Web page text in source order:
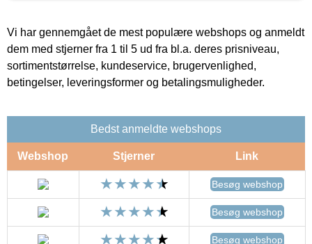
Vi har gennemgået de mest populære webshops og anmeldt
dem med stjerner fra 1 til 5 ud fra bl.a. deres prisniveau,
sortimentstørrelse, kundeservice, brugervenlighed,
betingelser, leveringsformer og betalingsmuligheder.
Bedst anmeldte webshops
Webshop Stjerner Link
Besøg webshop
Besøg webshop
Besøg webshop